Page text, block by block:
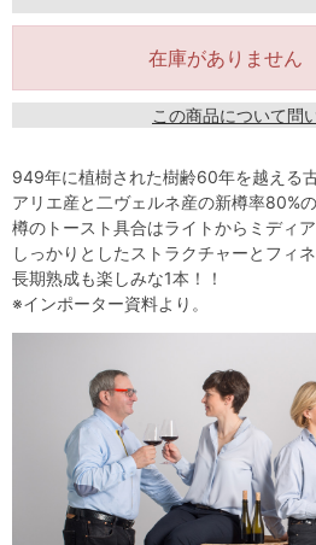
在庫がありません
この商品について問
949年に植樹された樹齢60年を越える古
アリエ産と二ヴェルネ産の新樽率80%の
樽のトースト具合はライトからミディア
しっかりとしたストラクチャーとフィ
長期熟成も楽しみな1本！！
※インポーター資料より。